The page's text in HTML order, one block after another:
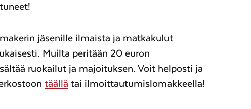
jäsenille ilmaista ja matkakulut
Muilta peritään 20 euron
ruokailut ja majoituksen. Voit helposti ja
täällä tai ilmoittautumislomakkeella!